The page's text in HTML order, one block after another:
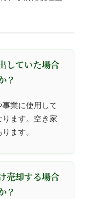
していた場合
？
業に使用して
ます。空き家
ます。
売却する場合
？